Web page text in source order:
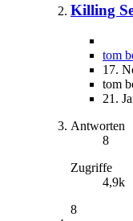
Killing
tom
17.
tom
21.
Antworten
8
Zugriffe
4,9k
8